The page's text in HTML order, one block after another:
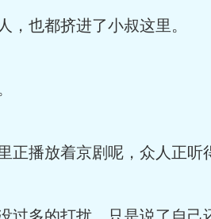
也都挤进了小叔这里。
播放着京剧呢，众人正听